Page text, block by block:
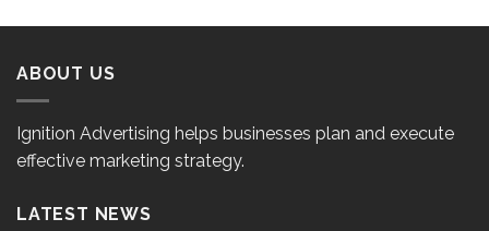
ABOUT US
Ignition Advertising helps businesses plan and execute
effective marketing strategy.
LATEST NEWS